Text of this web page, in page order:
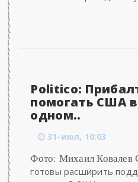
Politico:
помогать США
одном..
31-июл, 10:03
Фото: Михаил Ковалев
готовы расширить